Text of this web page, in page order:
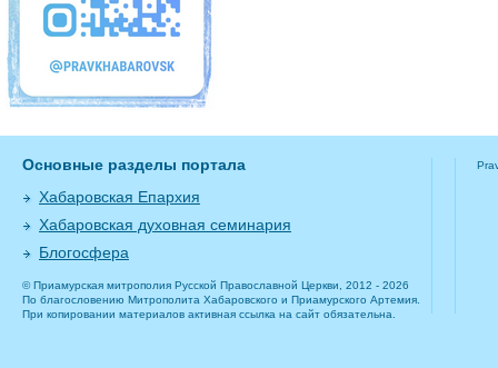
Основные разделы портала
Хабаровская Епархия
Хабаровская духовная семинария
Блогосфера
© Приамурская митрополия Русской Православной Церкви, 2012 - 2026
По благословению Митрополита Хабаровского и Приамурского Артемия.
При копировании материалов активная ссылка на сайт обязательна.